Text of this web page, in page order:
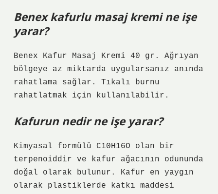
Benex kafurlu masaj kremi ne işe
yarar?
Benex Kafur Masaj Kremi 40 gr. Ağrıyan
bölgeye az miktarda uygularsanız anında
rahatlama sağlar. Tıkalı burnu
rahatlatmak için kullanılabilir.
Kafurun nedir ne işe yarar?
Kimyasal formülü C10H16O olan bir
terpenoiddir ve kafur ağacının odununda
doğal olarak bulunur. Kafur en yaygın
olarak plastiklerde katkı maddesi